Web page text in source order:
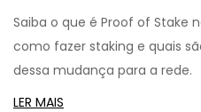
Saiba o que é Proof of Stake
como fazer staking e quais
dessa mudança para a rede.
LER MAIS